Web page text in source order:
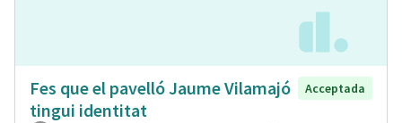
Fes que el pavelló Jaume Vilamajó
tingui identitat
Acceptada